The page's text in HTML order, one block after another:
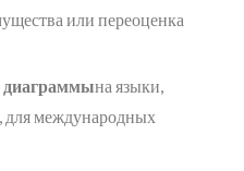
или переоценка
диаграммына языки,
для международных